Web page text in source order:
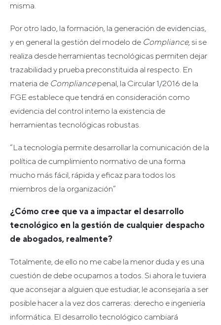
misma.
Por otro lado, la formación, la generación de evidencias,
y en general la gestión del modelo de Compliance, si se
realiza desde herramientas tecnológicas permiten dejar
trazabilidad y prueba preconstituida al respecto. En
materia de Compliancepenal, la Circular 1/2016 de la
FGE establece que tendrá en consideración como
evidencia del control interno la existencia de
herramientas tecnológicas robustas.
“La tecnología permite desarrollar la comunicación de la
política de cumplimiento normativo de una forma
mucho más fácil, rápida y eficaz para todos los
miembros de la organización”
¿Cómo cree que va a impactar el desarrollo
tecnológico en la gestión de cualquier despacho
de abogados, realmente?
Totalmente, de ello no me cabe la menor duda y es una
cuestión de debe ocuparnos a todos. Si ahora le tuviera
que aconsejar a alguien que estudiar, le aconsejaría a ser
posible hacer a la vez dos carreras: derecho e ingeniería
informática. El desarrollo tecnológico cambiará